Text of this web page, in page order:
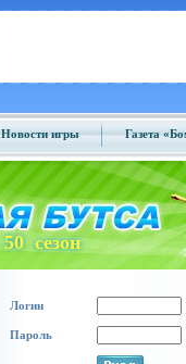
Новости игры Газета
50 сезон
Логин
Пароль